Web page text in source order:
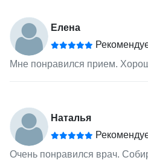
Елена
Мне понравился прием.
Наталья
Очень понравился врач.